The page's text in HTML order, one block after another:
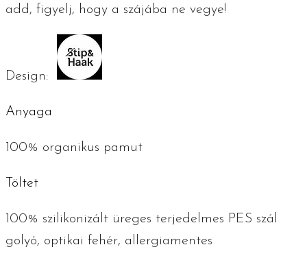
add, figyelj, hogy a szájába ne vegye!
Design:
Anyaga
100% organikus pamut
Töltet
100% szilikonizált üreges terjedelmes PES szál
golyó, optikai fehér, allergiamentes